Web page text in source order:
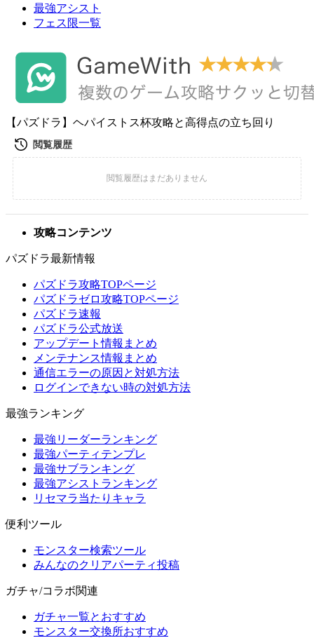
最強アシスト
フェス限一覧
【パズドラ】ヘパイストス杯攻略と高得点の立ち回り
攻略コンテンツ
パズドラ最新情報
パズドラ攻略TOPページ
パズドラゼロ攻略TOPページ
パズドラ速報
パズドラ公式放送
アップデート情報まとめ
メンテナンス情報まとめ
通信エラーの原因と対処方法
ログインできない時の対処方法
最強ランキング
最強リーダーランキング
最強パーティテンプレ
最強サブランキング
最強アシストランキング
リセマラ当たりキャラ
便利ツール
モンスター検索ツール
みんなのクリアパーティ投稿
ガチャ/コラボ関連
ガチャ一覧とおすすめ
モンスター交換所おすすめ